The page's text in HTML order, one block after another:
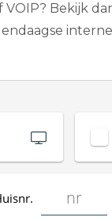
VOIP? Bekijk